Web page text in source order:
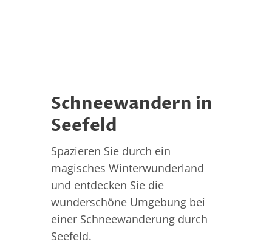
Schneewandern in
Seefeld
Spazieren Sie durch ein
magisches Winterwunderland
und entdecken Sie die
wunderschöne Umgebung bei
einer Schneewanderung durch
Seefeld.